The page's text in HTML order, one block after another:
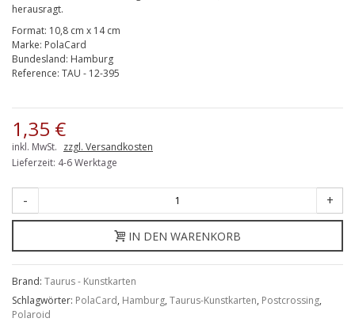
herausragt.
Format: 10,8 cm x 14 cm
Marke: PolaCard
Bundesland: Hamburg
Reference: TAU - 12-395
1,35 €
inkl. MwSt. zzgl. Versandkosten
Lieferzeit: 4-6 Werktage
- +
IN DEN WARENKORB
Brand: Taurus - Kunstkarten
Schlagwörter: PolaCard, Hamburg, Taurus-Kunstkarten, Postcrossing,
Polaroid